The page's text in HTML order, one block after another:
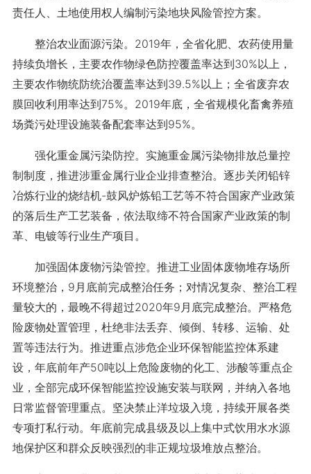
责任人、土地使用权人编制污染地块风险管控方案。
整治农业面源污染。2019年，全省化肥、农药使用量
持续负增长，主要农作物绿色防控覆盖率达到30%以上，
主要农作物统防统治覆盖率达到39.5%以上；全省废弃农
膜回收利用率达到75%。2019年底，全省规模化畜禽养殖
场粪污处理设施装备配套率达到95%。
强化重金属污染防控。实施重金属污染物排放总量控
制制度，推进涉重金属行业企业排查整治。逐步关闭铅锌
冶炼行业的烧结机-鼓风炉炼铅工艺等不符合国家产业政策
的落后生产工艺装备，依法取缔不符合国家产业政策的制
革、电镀等行业生产项目。
加强固体废物污染管控。推进工业固体废物堆存场所
环境整治，9月底前完成整治任务；对情况复杂、整治工程
量较大的，最晚不得超过2020年9月底完成整治。严格危
险废物处置管理，杜绝非法丢弃、倾倒、转移、运输、处
置等违法行为。推进重点涉危企业环保智能监控体系建
设，年底前年产50吨以上危险废物的化工、涉酸等重点企
业，全部完成环保智能监控设施安装与联网，并纳入各地
日常监督管理重点。坚决禁止洋垃圾入境，持续开展各类
专项打私行动。年底前完成县级及以上集中式饮用水水源
地保护区和群众反映强烈的非正规垃圾堆放点整治。